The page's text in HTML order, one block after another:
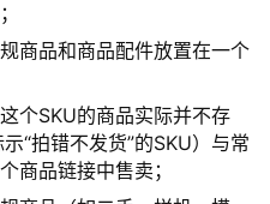
商品和商品配件放置在一个
个SKU的商品实际并不存
“拍错不发货”的SKU）与常
商品链接中售卖；